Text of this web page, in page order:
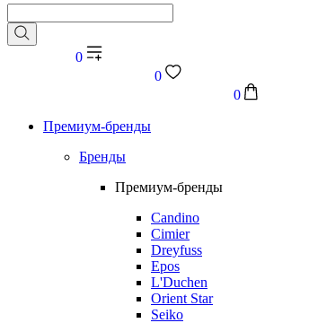
0
0
0
Премиум-бренды
Бренды
Премиум-бренды
Candino
Cimier
Dreyfuss
Epos
L'Duchen
Orient Star
Seiko